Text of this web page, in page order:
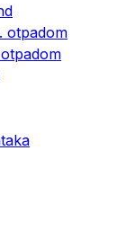
otpadom